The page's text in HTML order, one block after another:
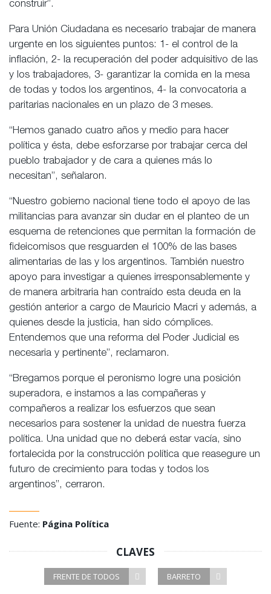
construir”.
Para Unión Ciudadana es necesario trabajar de manera
urgente en los siguientes puntos: 1- el control de la
inflación, 2- la recuperación del poder adquisitivo de las
y los trabajadores, 3- garantizar la comida en la mesa
de todas y todos los argentinos, 4- la convocatoria a
paritarias nacionales en un plazo de 3 meses.
“Hemos ganado cuatro años y medio para hacer
política y ésta, debe esforzarse por trabajar cerca del
pueblo trabajador y de cara a quienes más lo
necesitan”, señalaron.
“Nuestro gobierno nacional tiene todo el apoyo de las
militancias para avanzar sin dudar en el planteo de un
esquema de retenciones que permitan la formación de
fideicomisos que resguarden el 100% de las bases
alimentarias de las y los argentinos. También nuestro
apoyo para investigar a quienes irresponsablemente y
de manera arbitraria han contraído esta deuda en la
gestión anterior a cargo de Mauricio Macri y además, a
quienes desde la justicia, han sido cómplices.
Entendemos que una reforma del Poder Judicial es
necesaria y pertinente”, reclamaron.
“Bregamos porque el peronismo logre una posición
superadora, e instamos a las compañeras y
compañeros a realizar los esfuerzos que sean
necesarios para sostener la unidad de nuestra fuerza
política. Una unidad que no deberá estar vacía, sino
fortalecida por la construcción política que reasegure un
futuro de crecimiento para todas y todos los
argentinos”, cerraron.
Fuente: Página Política
CLAVES
FRENTE DE TODOS BARRETO